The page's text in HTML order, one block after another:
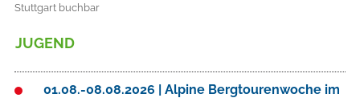
Stuttgart buchbar
JUGEND
01.08.-08.08.2026 | Alpine Bergtourenwoche im